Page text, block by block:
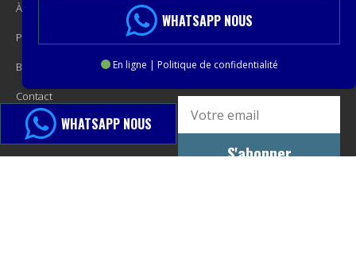
À propos
Produit
Blog
Contact
Promotions, nouveaux produits,
offres et ventes. Directement
dans votre boîte de réception.
S'abonner
WHATSAPP NOUS
En ligne | Politique de confidentialité
WHATSAPP NOUS